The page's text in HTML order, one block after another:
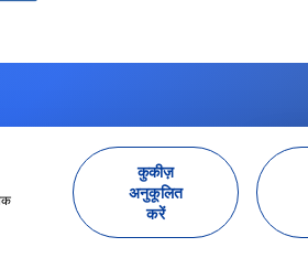
कुकीज़
अनुकूलित
करें